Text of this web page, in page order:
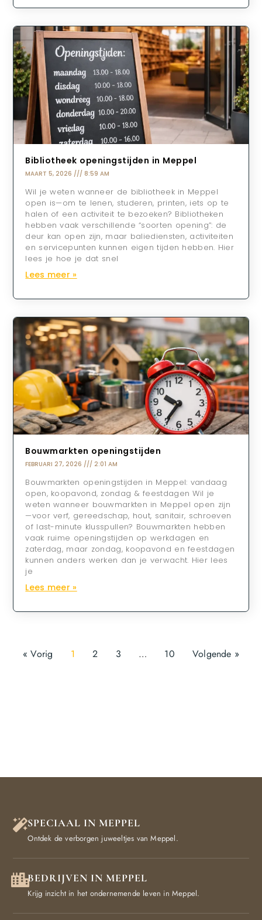
Bibliotheek openingstijden in Meppel
MAART 5, 2026 8:59 AM
Wil je weten wanneer de bibliotheek in Meppel
open is—om te lenen, studeren, printen, iets op te
halen of een activiteit te bezoeken? Bibliotheken
hebben vaak verschillende “soorten opening”: de
deur kan open zijn, maar baliediensten, activiteiten
en servicepunten kunnen eigen tijden hebben. Hier
lees je hoe je dat snel
Lees meer »
Bouwmarkten openingstijden
FEBRUARI 27, 2026 2:01 AM
Bouwmarkten openingstijden in Meppel: vandaag
open, koopavond, zondag & feestdagen Wil je
weten wanneer bouwmarkten in Meppel open zijn
—voor verf, gereedschap, hout, sanitair, schroeven
of last-minute klusspullen? Bouwmarkten hebben
vaak ruime openingstijden op werkdagen en
zaterdag, maar zondag, koopavond en feestdagen
kunnen anders werken dan je verwacht. Hier lees
je
Lees meer »
« Vorig 1 2 3 … 10 Volgende »
SPECIAAL IN MEPPEL
Ontdek de verborgen juweeltjes van Meppel.
BEDRIJVEN IN MEPPEL
Krijg inzicht in het ondernemende leven in Meppel.